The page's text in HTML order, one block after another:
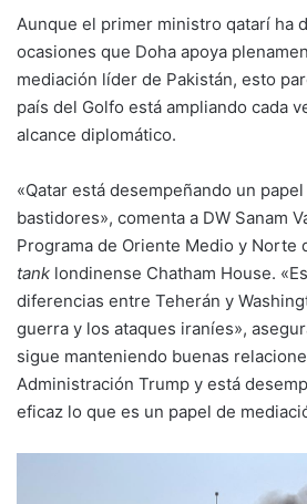
Aunque el primer ministro qatarí ha
ocasiones que Doha apoya
mediación líder de Pakistán, esto
país del Golfo está ampliando cada
alcance diplomático.
«Qatar está desempeñando un
bastidores», comenta a DW Sanam
Programa de Oriente Medio y Norte
tank londinense Chatham House.
diferencias entre Teherán y
guerra y los ataques iraníes»,
sigue manteniendo buenas
Administración Trump y está
eficaz lo que es un papel de